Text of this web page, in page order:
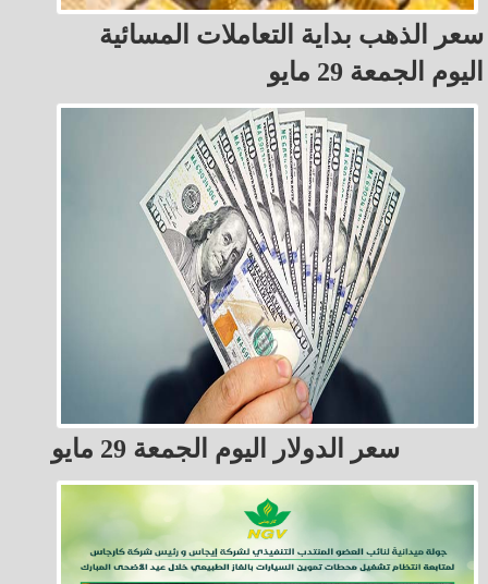
سعر الذهب بداية التعاملات المسائية
اليوم الجمعة 29 مايو
سعر الدولار اليوم الجمعة 29 مايو